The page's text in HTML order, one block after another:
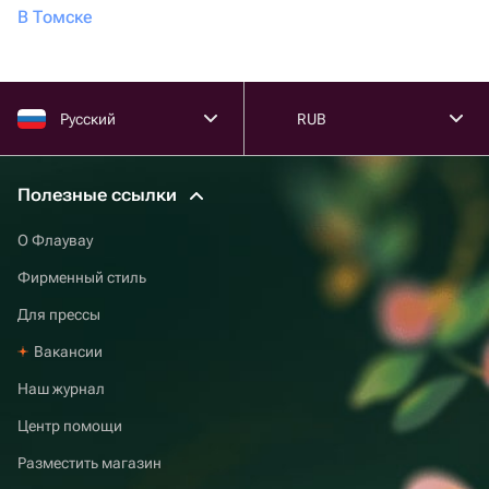
В Томске
Русский RUB
Полезные ссылки
О Флаувау
Фирменный стиль
Для прессы
Вакансии
Наш журнал
Центр помощи
Разместить магазин